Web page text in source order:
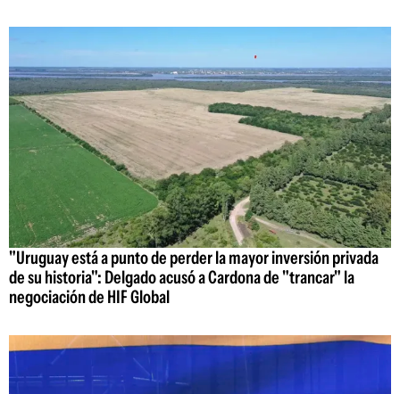
"Uruguay está a punto de perder la mayor inversión privada
de su historia": Delgado acusó a Cardona de "trancar" la
negociación de HIF Global